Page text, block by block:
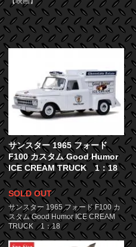
サンスター 1965 フォード
F100 カスタム Good Humor
ICE CREAM TRUCK 1：18
SOLD OUT
サンスター 1965 フォード F100 カ
スタム Good Humor ICE CREAM
TRUCK 1：18